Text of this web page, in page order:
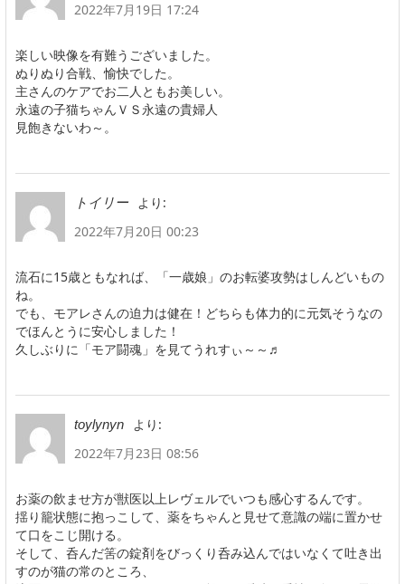
2022年7月19日 17:24
楽しい映像を有難うございました。
ぬりぬり合戦、愉快でした。
主さんのケアでお二人ともお美しい。
永遠の子猫ちゃんＶＳ永遠の貴婦人
見飽きないわ～。
トイリー
より:
2022年7月20日 00:23
流石に15歳ともなれば、「一歳娘」のお転婆攻勢はしんどいもの
ね。
でも、モアレさんの迫力は健在！どちらも体力的に元気そうなの
でほんとうに安心しました！
久しぶりに「モア闘魂」を見てうれすぃ～～♬
toylynyn
より:
2022年7月23日 08:56
お薬の飲ませ方が獣医以上レヴェルでいつも感心するんです。
揺り籠状態に抱っこして、薬をちゃんと見せて意識の端に置かせ
て口をこじ開ける。
そして、呑んだ筈の錠剤をびっくり呑み込んではいなくて吐き出
すのが猫の常のところ、